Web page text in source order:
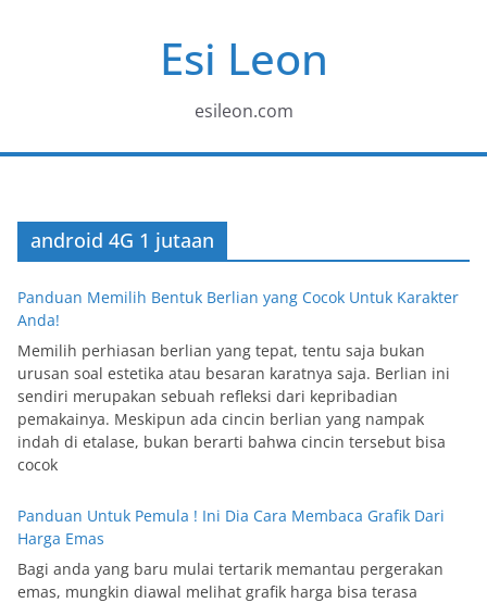
Esi Leon
esileon.com
android 4G 1 jutaan
Panduan Memilih Bentuk Berlian yang Cocok Untuk Karakter
Anda!
Memilih perhiasan berlian yang tepat, tentu saja bukan
urusan soal estetika atau besaran karatnya saja. Berlian ini
sendiri merupakan sebuah refleksi dari kepribadian
pemakainya. Meskipun ada cincin berlian yang nampak
indah di etalase, bukan berarti bahwa cincin tersebut bisa
cocok
Panduan Untuk Pemula ! Ini Dia Cara Membaca Grafik Dari
Harga Emas
Bagi anda yang baru mulai tertarik memantau pergerakan
emas, mungkin diawal melihat grafik harga bisa terasa